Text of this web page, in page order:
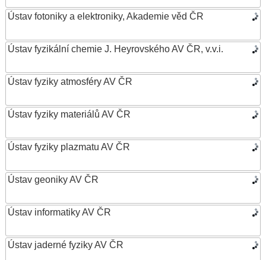
Ústav fotoniky a elektroniky, Akademie věd ČR
Ústav fyzikální chemie J. Heyrovského AV ČR, v.v.i.
Ústav fyziky atmosféry AV ČR
Ústav fyziky materiálů AV ČR
Ústav fyziky plazmatu AV ČR
Ústav geoniky AV ČR
Ústav informatiky AV ČR
Ústav jaderné fyziky AV ČR